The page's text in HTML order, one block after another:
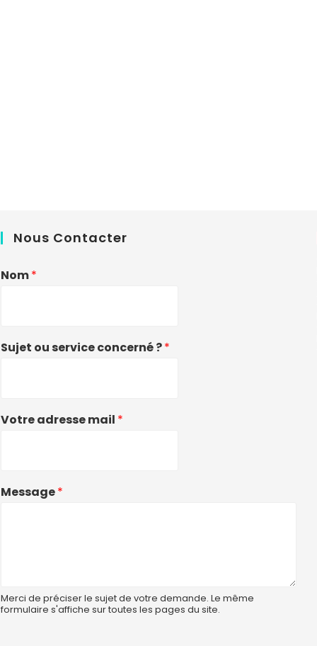
Nous Contacter
Nom*
Sujet ou service concerné ?*
Votre adresse mail *
Message*
Merci de préciser le sujet de votre demande. Le même
formulaire s'affiche sur toutes les pages du site.